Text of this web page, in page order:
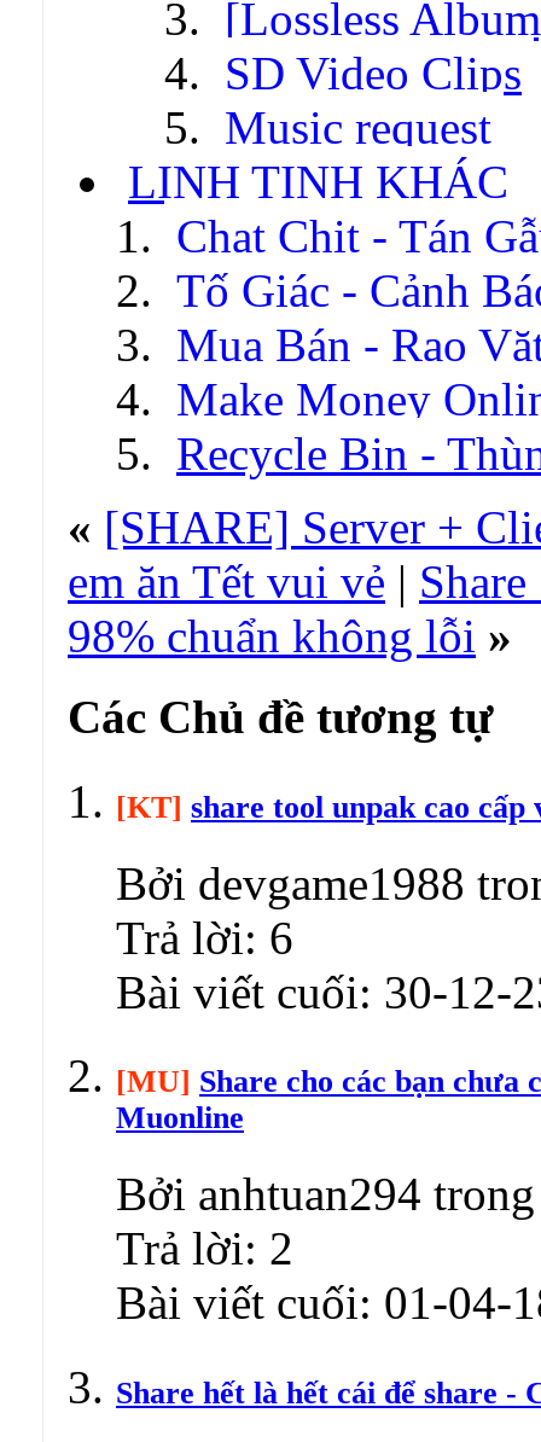
[Lossless
SD Video Clips
Music request
LINH TINH KHÁC
Chat Chit - Tán
Tố Giác - Cảnh
Mua Bán - Rao
Make Money
Recycle Bin -
« [SHARE] Server +
em ăn Tết vui vẻ |
98% chuẩn không lỗi »
Các Chủ đề tương tự
[KT] share tool unpak cao
Bởi devgame1988
Trả lời: 6
Bài viết cuối: 30-12-
[MU] Share cho các bạn chưa
Muonline
Bởi anhtuan294
Trả lời: 2
Bài viết cuối: 01-04-
Share hết là hết cái để share -